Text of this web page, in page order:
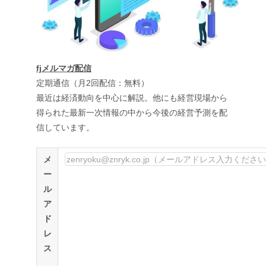
fjメルマガ配信
定期通信（月2回配信：無料）
最近は経済動向を中心に解説。他にも経営現場から
得られた最新一次情報の中から今後の経営予測を配
信しています。
メ
ー
ル
ア
ド
レ
ス